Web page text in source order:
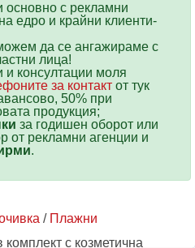
основно с рекламни
едро и крайни клиенти-
да се ангажираме с
лица!
консултации моля
за контакт от тук
50% при
продукция;
за годишен оборот или
от рекламни агенции и
.
/ Плажни
с козметична